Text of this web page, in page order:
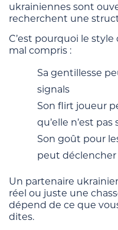
ukrainiennes sont
recherchent une
C’est pourquoi le
mal compris :
Sa gentillesse
signals
Son flirt joueur
qu’elle n’est pas
Son goût pour
peut
Un partenaire
réel ou juste une
dépend de ce que
dites.